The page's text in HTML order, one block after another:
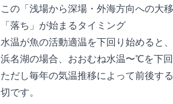
この「浅場から深場・外海方向への大
「落ち」が始まるタイミング
水温が魚の活動適温を下回り始めると
浜名湖の場合、おおむね水温18〜20℃を下回
ただし毎年の気温推移によって前後す
切です。